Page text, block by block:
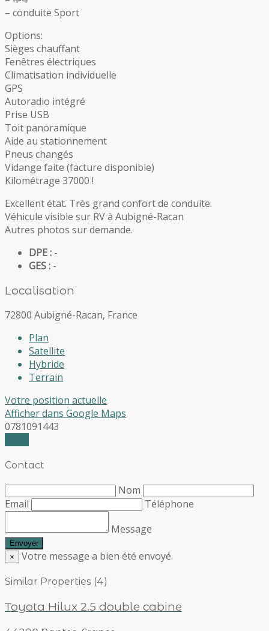
– conduite Sport
Options:
Sièges chauffant
Fenêtres électriques
Climatisation individuelle
GPS
Autoradio intégré
Prise USB
Toit panoramique
Aide au stationnement
Pneus changés
Vidange faite (facture disponible)
Kilométrage 37000 !
Excellent état. Très grand confort de conduite.
Véhicule visible sur RV à Aubigné-Racan
Autres photos sur demande.
DPE : -
GES : -
Localisation
72800 Aubigné-Racan, France
Plan
Satellite
Hybride
Terrain
Votre position actuelle
Afficher dans Google Maps
0781091443
Contact
Nom
Email
Téléphone
Message
× Votre message a bien été envoyé.
Similar Properties (4)
Toyota Hilux 2.5 double cabine